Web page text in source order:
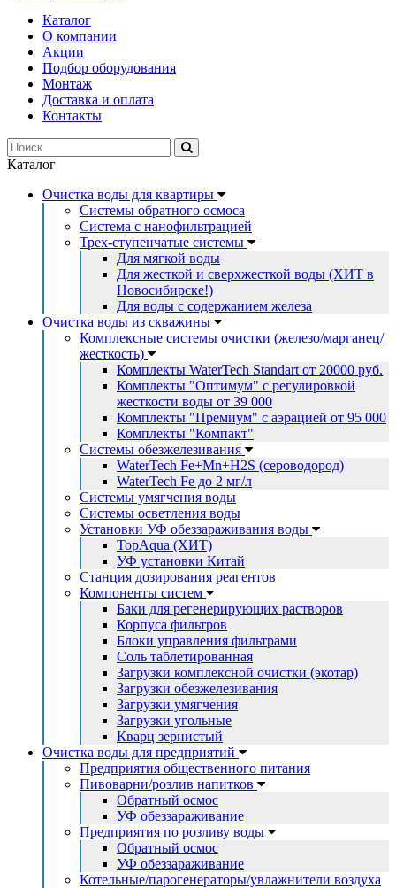
Каталог
О компании
Акции
Подбор оборудования
Монтаж
Доставка и оплата
Контакты
Каталог
Очистка воды для квартиры
Системы обратного осмоса
Система с нанофильтрацией
Трех-ступенчатые системы
Для мягкой воды
Для жесткой и сверхжесткой воды (ХИТ в
Новосибирске!)
Для воды с содержанием железа
Очистка воды из скважины
Комплексные системы очистки (железо/марганец/
жесткость)
Комплекты WaterTech Standart от 20000 руб.
Комплекты "Оптимум" с регулировкой
жесткости воды от 39 000
Комплекты "Премиум" с аэрацией от 95 000
Комплекты "Компакт"
Системы обезжелезивания
WaterTech Fe+Mn+H2S (сероводород)
WaterTech Fe до 2 мг/л
Системы умягчения воды
Системы осветления воды
Установки УФ обеззараживания воды
TopAqua (ХИТ)
УФ установки Китай
Станция дозирования реагентов
Компоненты систем
Баки для регенерирующих растворов
Корпуса фильтров
Блоки управления фильтрами
Соль таблетированная
Загрузки комплексной очистки (экотар)
Загрузки обезжелезивания
Загрузки умягчения
Загрузки угольные
Кварц зернистый
Очистка воды для предприятий
Предприятия общественного питания
Пивоварни/розлив напитков
Обратный осмос
УФ обеззараживание
Предприятия по розливу воды
Обратный осмос
УФ обеззараживание
Котельные/парогенераторы/увлажнители воздуха